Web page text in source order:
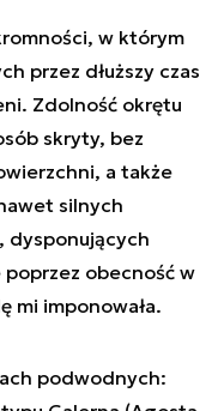
w którym
przez dłuższy czas
Zdolność okrętu
skryty, bez
a także
silnych
dysponujących
poprzez obecność w
mi imponowała.
podwodnych: